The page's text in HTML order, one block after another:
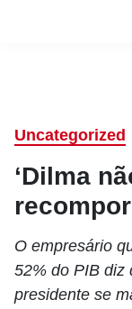
Uncategorized
‘Dilma
O empresário
52% do PIB diz
presidente se